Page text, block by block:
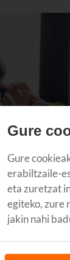
Gure
Gure
erabiltzaile-
eta zuretzat
egiteko, zure
jakin nahi